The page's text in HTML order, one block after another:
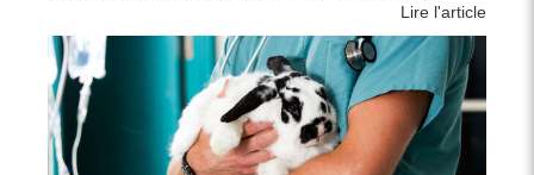
Lire l'article